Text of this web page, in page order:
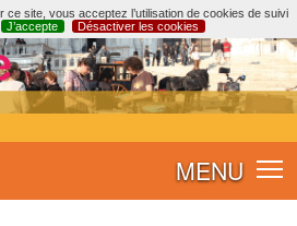
ce site, vous acceptez l’utilisation de cookies de suivi
J’accepte Désactiver les cookies
MENU